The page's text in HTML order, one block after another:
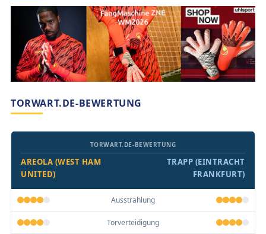
TORWART.DE-BEWERTUNG
AREOLA (WEST HAM
UNITED)
TORWART.DE-BEWERTUNG
TRAPP (EINTRACHT
FRANKFURT)
Ausstrahlung
Torverteidigung